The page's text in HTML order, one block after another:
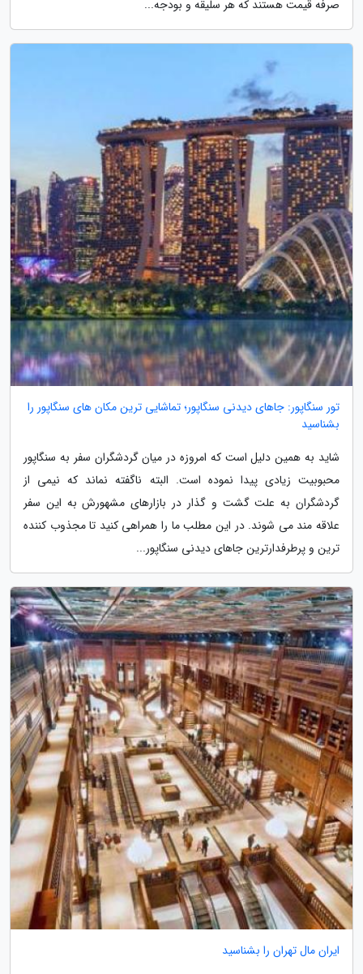
صرفه قیمت هستند که هر سلیقه و بودجه...
تور سنگاپور: جاهای دیدنی سنگاپور؛ تماشایی ترین مکان های سنگاپور را
بشناسید
شاید به همین دلیل است که امروزه در میان گردشگران سفر به سنگاپور
محبوبیت زیادی پیدا نموده است. البته ناگفته نماند که نیمی از
گردشگران به علت گشت و گذار در بازارهای مشهورش به این سفر
علاقه مند می شوند. در این مطلب ما را همراهی کنید تا مجذوب کننده
ترین و پرطرفدارترین جاهای دیدنی سنگاپور...
ایران مال تهران را بشناسید